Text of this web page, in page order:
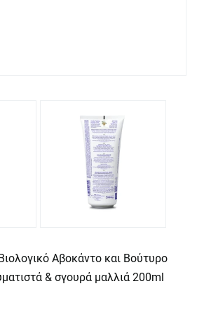
Αβοκάντο και Βούτυρο
& σγουρά μαλλιά 200ml